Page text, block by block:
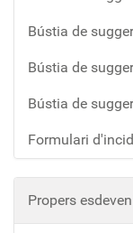
Bústia de
Bústia de
Bústia de
Formulari
Propers